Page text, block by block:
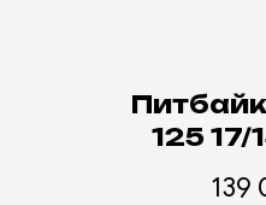
Питбайк
125 17/
139